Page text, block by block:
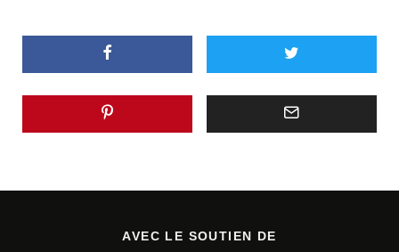
AVEC LE SOUTIEN DE